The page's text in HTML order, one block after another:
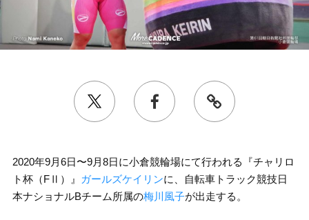
2020年9月6日〜9月8日に小倉競輪場にて行われる『チャリロ
ト杯（FⅡ）』
ガールズケイリンに、自転車トラック競技日
本ナショナルBチーム所属の梅川風子が出走する。